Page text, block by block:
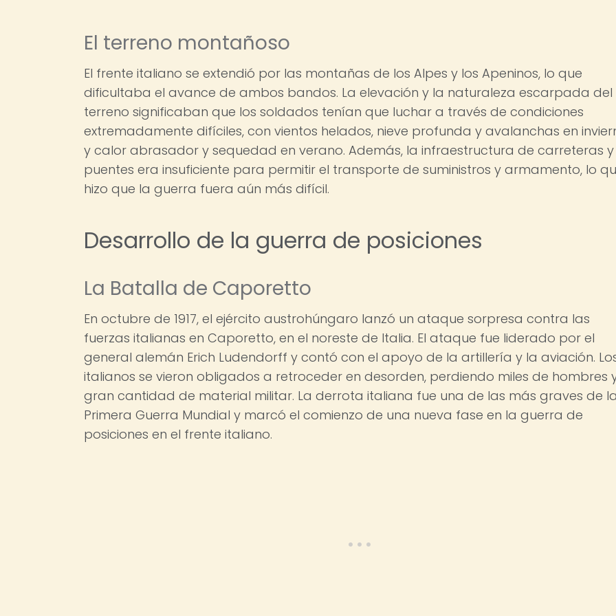
El terreno montañoso
El frente italiano se extendió por las montañas de los Alpes y los Apeninos, lo que
dificultaba el avance de ambos bandos. La elevación y la naturaleza escarpada del
terreno significaban que los soldados tenían que luchar a través de condiciones
extremadamente difíciles, con vientos helados, nieve profunda y avalanchas en
y calor abrasador y sequedad en verano. Además, la infraestructura de carreteras y
puentes era insuficiente para permitir el transporte de suministros y armamento, lo
hizo que la guerra fuera aún más difícil.
Desarrollo de la guerra de posiciones
La Batalla de Caporetto
En octubre de 1917, el ejército austrohúngaro lanzó un ataque sorpresa contra las
fuerzas italianas en Caporetto, en el noreste de Italia. El ataque fue liderado por el
general alemán Erich Ludendorff y contó con el apoyo de la artillería y la aviación.
italianos se vieron obligados a retroceder en desorden, perdiendo miles de hombres
gran cantidad de material militar. La derrota italiana fue una de las más graves de la
Primera Guerra Mundial y marcó el comienzo de una nueva fase en la guerra de
posiciones en el frente italiano.